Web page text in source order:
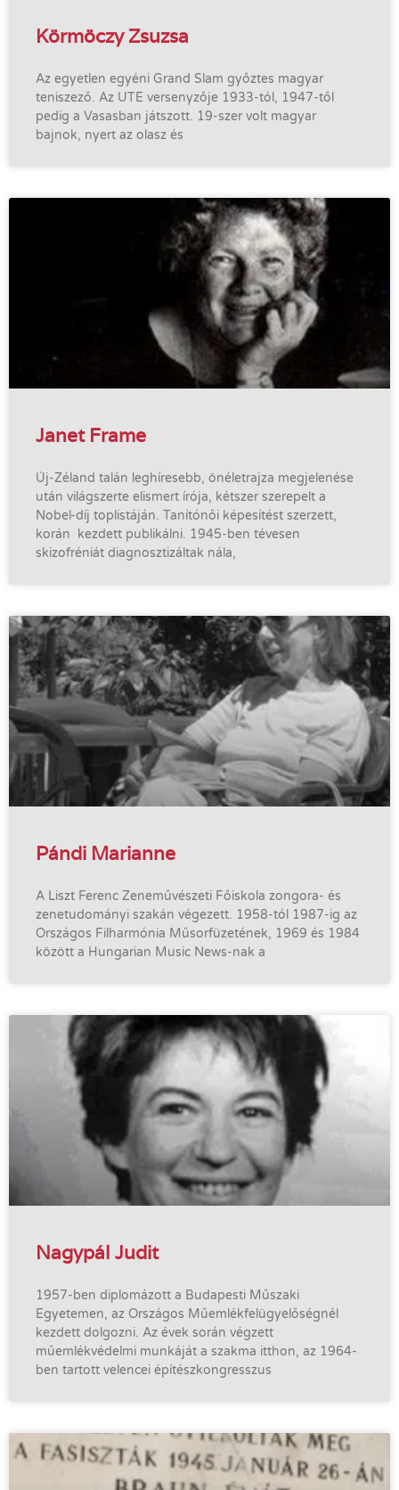
Körmöczy Zsuzsa
Az egyetlen egyéni Grand Slam győztes magyar
teniszező. Az UTE versenyzője 1933-tól, 1947-től
pedig a Vasasban játszott. 19-szer volt magyar
bajnok, nyert az olasz és
Janet Frame
Új-Zéland talán leghíresebb, önéletrajza megjelenése
után világszerte elismert írója, kétszer szerepelt a
Nobel-díj toplistáján. Tanítónői képesítést szerzett,
korán kezdett publikálni. 1945-ben tévesen
skizofréniát diagnosztizáltak nála,
Pándi Marianne
A Liszt Ferenc Zeneművészeti Főiskola zongora- és
zenetudományi szakán végezett. 1958-tól 1987-ig az
Országos Filharmónia Műsorfüzetének, 1969 és 1984
között a Hungarian Music News-nak a
Nagypál Judit
1957-ben diplomázott a Budapesti Műszaki
Egyetemen, az Országos Műemlékfelügyelőségnél
kezdett dolgozni. Az évek során végzett
műemlékvédelmi munkáját a szakma itthon, az 1964-
ben tartott velencei építészkongresszus